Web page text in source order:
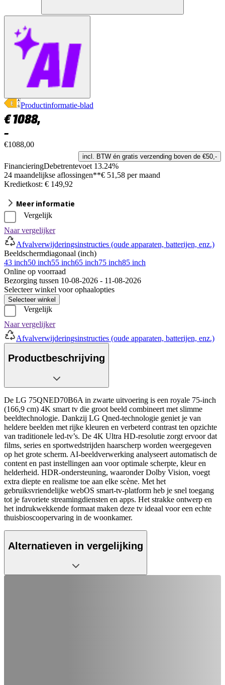
Productinformatie-blad
€1088,
–
€1088,00
incl. BTW én gratis verzending boven de €50,-
FinancieringDebetrentevoet 13.24%
24 maandelijkse aflossingen**€ 51,58 per maand
Kredietkost: € 149,92
Meer informatie
Vergelijk
Naar vergelijker
Afvalverwijderingsinstructies (oude apparaten, batterijen, enz.)
Beeldschermdiagonaal (inch)
43 inch50 inch55 inch65 inch75 inch85 inch
Online op voorraad
Bezorging tussen 10-08-2026 - 11-08-2026
Selecteer winkel voor ophaalopties
Selecteer winkel
Vergelijk
Naar vergelijker
Afvalverwijderingsinstructies (oude apparaten, batterijen, enz.)
Productbeschrijving
De LG 75QNED70B6A in zwarte uitvoering is een royale 75-inch
(166,9 cm) 4K smart tv die groot beeld combineert met slimme
beeldtechnologie. Dankzij LG Qned-technologie geniet je van
heldere beelden met rijke kleuren en verbeterd contrast ten opzichte
van traditionele led-tv’s. De 4K Ultra HD-resolutie zorgt ervoor dat
films, series en sportwedstrijden haarscherp worden weergegeven
op het grote scherm. AI-beeldverwerking analyseert automatisch de
content en past instellingen aan voor optimale scherpte, kleur en
helderheid. HDR-ondersteuning, waaronder Dolby Vision, voegt
extra diepte en realisme toe aan elke scène. Met het
gebruiksvriendelijke webOS smart-tv-platform heb je snel toegang
tot je favoriete streamingdiensten en apps. Het strakke ontwerp en
het indrukwekkende formaat maken deze tv ideaal voor een echte
thuisbioscoopervaring in de woonkamer.
Alternatieven in vergelijking